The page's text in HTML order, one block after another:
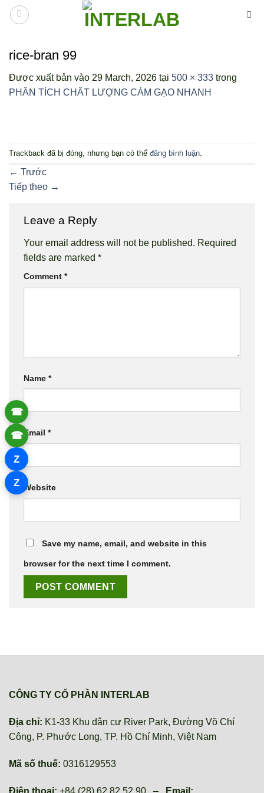
qua
dungrice-bran 99
Được xuất bản vào 29 March, 2026 tại 500 × 333 trong
PHÂN TÍCH CHẤT LƯỢNG CÁM GẠO NHANH
Trackback đã bị đóng, nhưng bạn có thể đăng bình luận
← Trước
Tiếp theo →
Leave a Reply
Your email address will not be published. Required
fields are marked *
Comment *
Name *
Email *
Website
Save my name, email, and website in this
browser for the next time I comment.
CÔNG TY CỔ PHẦN INTERLAB
Địa chỉ: K1-33 Khu dân cư River Park, Đường Võ Chí
Công, P. Phước Long, TP. Hồ Chí Minh, Việt Nam
Mã số thuế: 0316129553
Điện thoại: +84 (28) 62 82 52 90 – Email:
☎
☎
Z
Z